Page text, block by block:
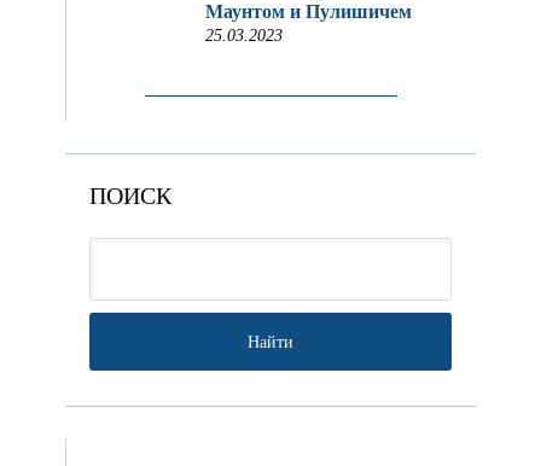
Маунтом и Пулишичем
25.03.2023
ПОИСК